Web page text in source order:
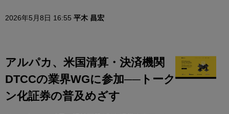
2026年5月8日 16:55 平木 昌宏
アルパカ、米国清算・決済機関
DTCCの業界WGに参加──トーク
ン化証券の普及めざす